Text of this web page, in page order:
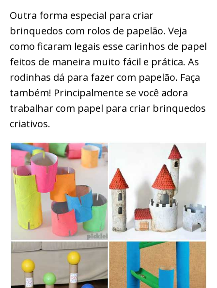
Outra forma especial para criar
brinquedos com rolos de papelão. Veja
como ficaram legais esse carinhos de papel
feitos de maneira muito fácil e prática. As
rodinhas dá para fazer com papelão. Faça
também! Principalmente se você adora
trabalhar com papel para criar brinquedos
criativos.